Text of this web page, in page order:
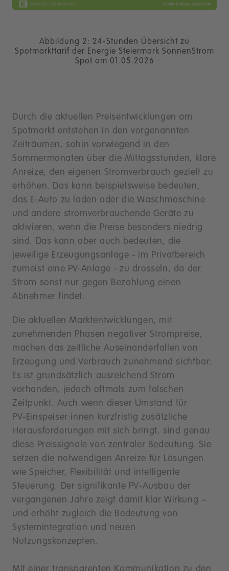
Abbildung 2: 24-Stunden Übersicht zu
Spotmarkttarif der Energie Steiermark SonnenStrom
Spot am 01.05.2026
Durch die aktuellen Preisentwicklungen am
Spotmarkt entstehen in den vorgenannten
Zeiträumen, sohin vorwiegend in den
Sommermonaten über die Mittagsstunden, klare
Anreize, den eigenen Stromverbrauch gezielt zu
erhöhen. Das kann beispielsweise bedeuten,
das E-Auto zu laden oder die Waschmaschine
und andere stromverbrauchende Geräte zu
aktivieren, wenn die Preise besonders niedrig
sind. Das kann aber auch bedeuten, die
jeweilige Erzeugungsanlage - im Privatbereich
zumeist eine PV-Anlage - zu drosseln, da der
Strom sonst nur gegen Bezahlung einen
Abnehmer findet.
Die aktuellen Marktentwicklungen, mit
zunehmenden Phasen negativer Strompreise,
machen das zeitliche Auseinanderfallen von
Erzeugung und Verbrauch zunehmend sichtbar:
Es ist grundsätzlich ausreichend Strom
vorhanden, jedoch oftmals zum falschen
Zeitpunkt. Auch wenn dieser Umstand für
PV‑Einspeiser:innen kurzfristig zusätzliche
Herausforderungen mit sich bringt, sind genau
diese Preissignale von zentraler Bedeutung. Sie
setzen die notwendigen Anreize für Lösungen
wie Speicher, Flexibilität und intelligente
Steuerung. Der signifikante PV‑Ausbau der
vergangenen Jahre zeigt damit klar Wirkung –
und erhöht zugleich die Bedeutung von
Systemintegration und neuen
Nutzungskonzepten.